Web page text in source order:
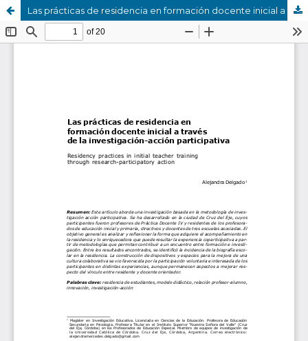
Las prácticas de residencia en formación docente inicial a través de la investigación-acción participativa